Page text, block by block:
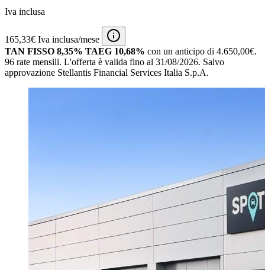
Iva inclusa
165,33€ Iva inclusa/mese
TAN FISSO 8,35% TAEG 10,68% con un anticipo di 4.650,00€.
96 rate mensili. L'offerta è valida fino al 31/08/2026. Salvo
approvazione Stellantis Financial Services Italia S.p.A.